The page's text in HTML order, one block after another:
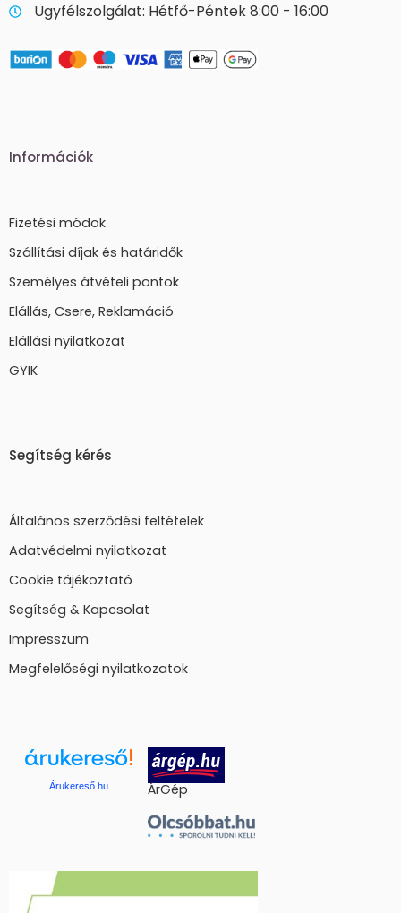
Ügyfélszolgálat: Hétfő-Péntek 8:00 - 16:00
Információk
Fizetési módok
Szállítási díjak és határidők
Személyes átvételi pontok
Elállás, Csere, Reklamáció
Elállási nyilatkozat
GYIK
Segítség kérés
Általános szerződési feltételek
Adatvédelmi nyilatkozat
Cookie tájékoztató
Segítség & Kapcsolat
Impresszum
Megfelelőségi nyilatkozatok
Árukereső.hu ÁrGép